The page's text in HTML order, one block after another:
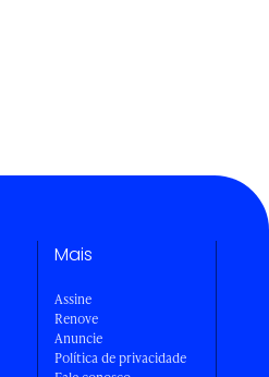
Mais
Assine
Renove
Anuncie
Política de privacidade